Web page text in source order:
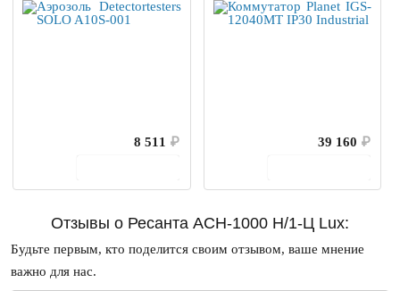
8 511 ₽
39 160 ₽
Отзывы о Ресанта АСН-1000 Н/1-Ц Lux:
Будьте первым, кто поделится своим отзывом, ваше мнение
важно для нас.